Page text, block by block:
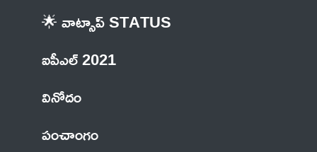
🌟 వాట్సాప్ STATUS
ఐపీఎల్ 2021
వినోదం
పంచాంగం